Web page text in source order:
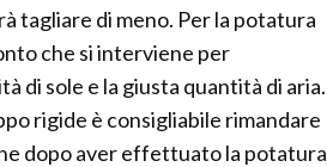
tagliare di meno. Per la potatura
che si interviene per
di sole e la giusta quantità di aria.
rigide è consigliabile rimandare
dopo aver effettuato la potatura